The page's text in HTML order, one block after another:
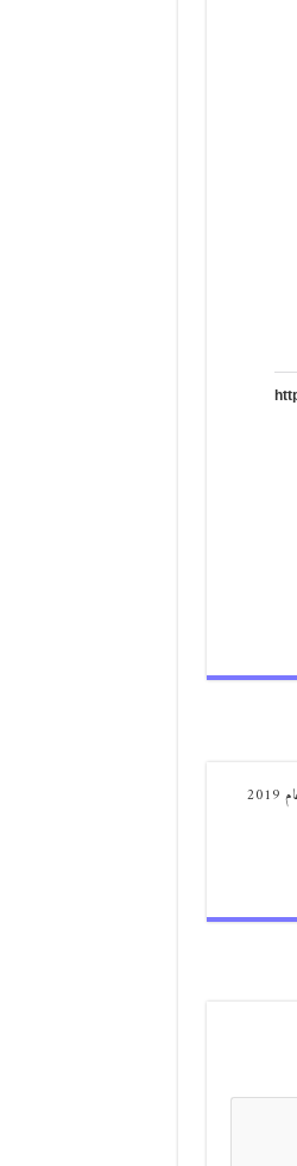
من مواليد ديرعلا ( الصوالحة) صدر له : كتاب مذكرات مجنون في مدن مجنونة عام 2018 كتاب كلمات مبتورة عام 2019